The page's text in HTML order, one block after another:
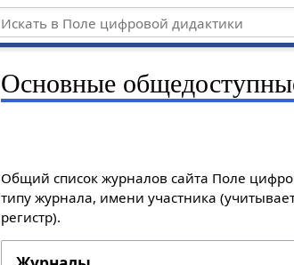
Основные
Общий список журналов сайта Поле
типу журнала, имени участника
регистр).